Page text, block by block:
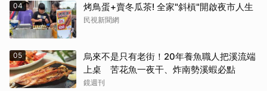
04 烤鳥蛋+賣冬瓜茶! 全家"斜槓"開啟夜市人生
民視新聞網
05
烏來不是只有老街！20年養魚職人把溪流端
上桌 苦花魚一夜干、炸南勢溪蝦必點
鏡週刊